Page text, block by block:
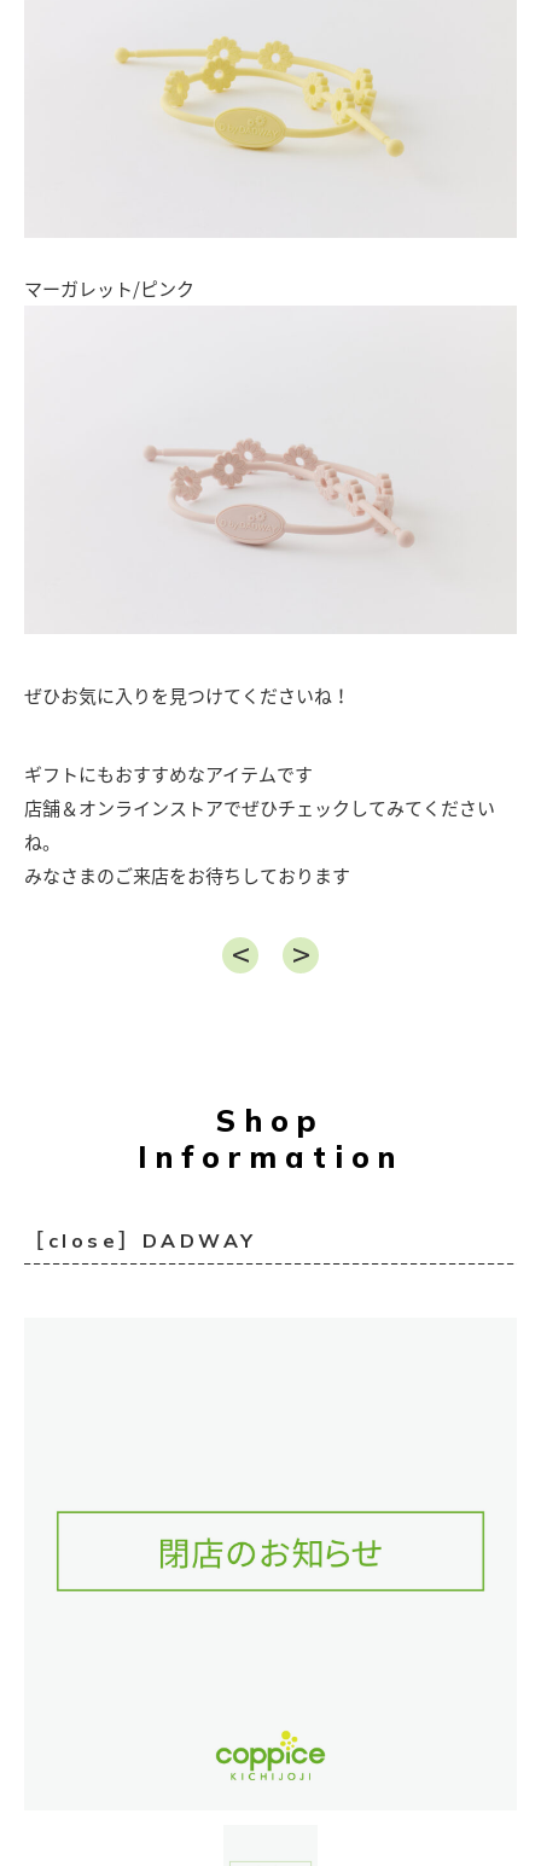
マーガレット/ピンク
ぜひお気に入りを見つけてくださいね！
ギフトにもおすすめなアイテムです
店舗＆オンラインストアでぜひチェックしてみてください
ね。
みなさまのご来店をお待ちしております
Shop
Information
［close］DADWAY